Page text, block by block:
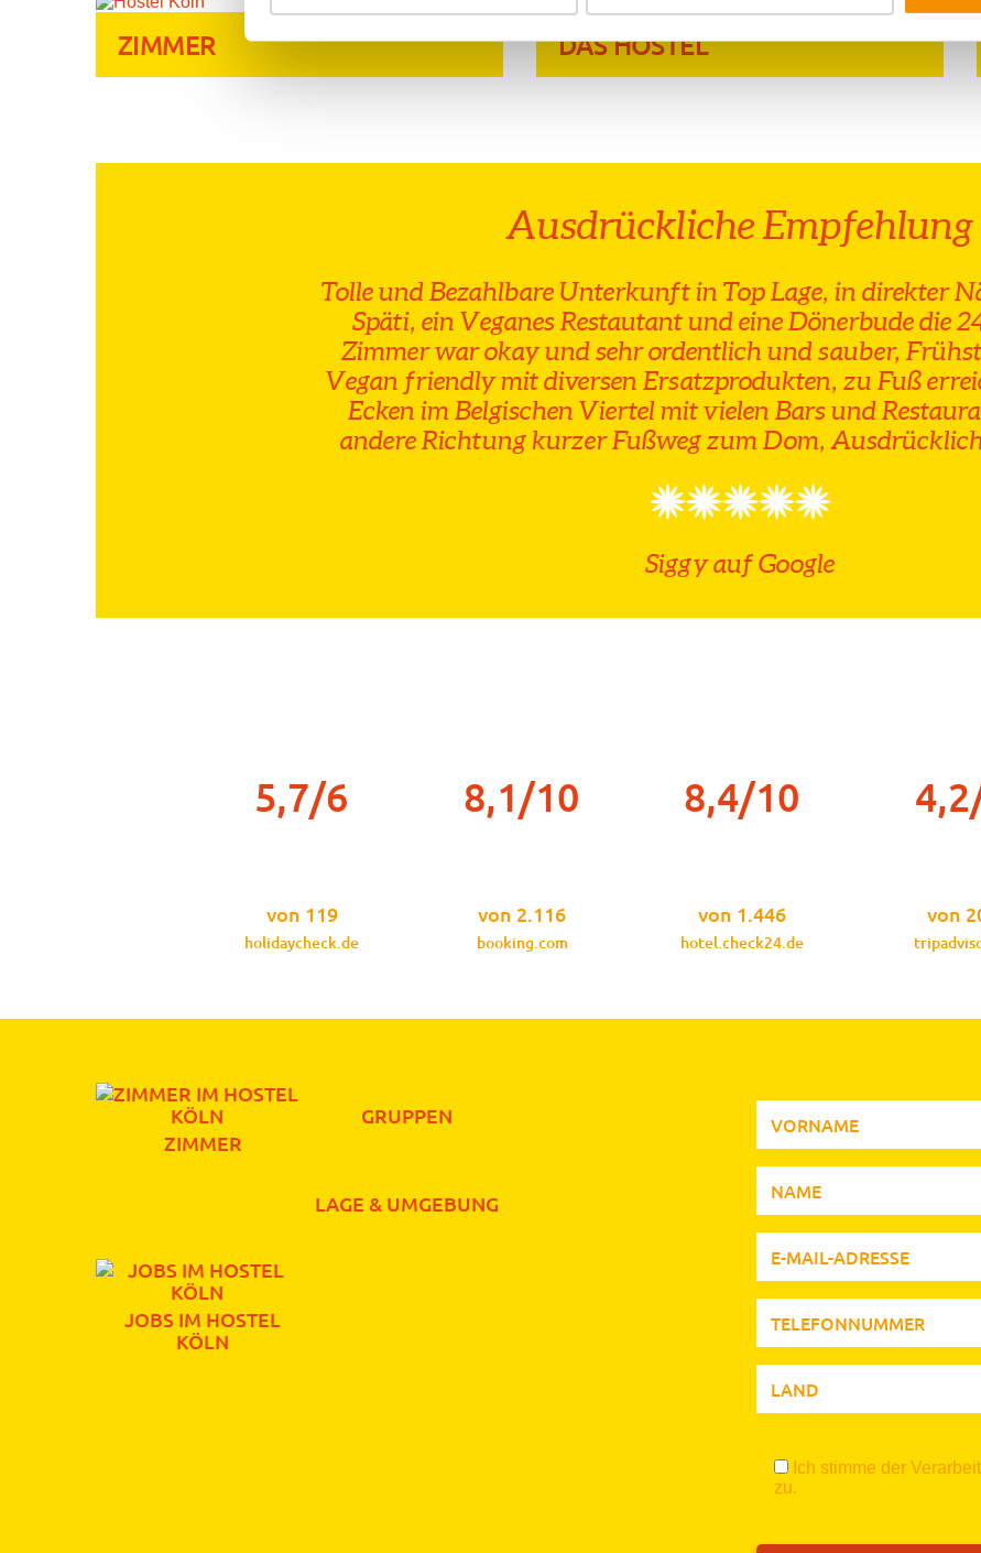
ZIMMER DAS HOSTEL
Ausdrückliche Empfehlung
Tolle und Bezahlbare Unterkunft in Top Lage, in direkter
Späti, ein Veganes Restautant und eine Dönerbude die
Zimmer war okay und sehr ordentlich und sauber,
Vegan friendly mit diversen Ersatzprodukten, zu Fuß
Ecken im Belgischen Viertel mit vielen Bars und
andere Richtung kurzer Fußweg zum Dom,
Siggy auf Google
5,7/6
von 119
holidaycheck.de
8,1/10
von 2.116
booking.com
8,4/10
von 1.446
hotel.check24.de
von
ZIMMER
GRUPPEN
LAGE & UMGEBUNG
JOBS IM HOSTEL
KÖLN
Ich stimme der
zu.